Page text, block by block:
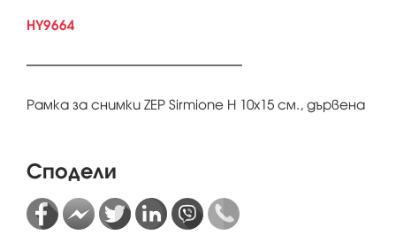
HY9664
Рамка за снимки ZEP Sirmione H 10x15 см., дървена
Сподели